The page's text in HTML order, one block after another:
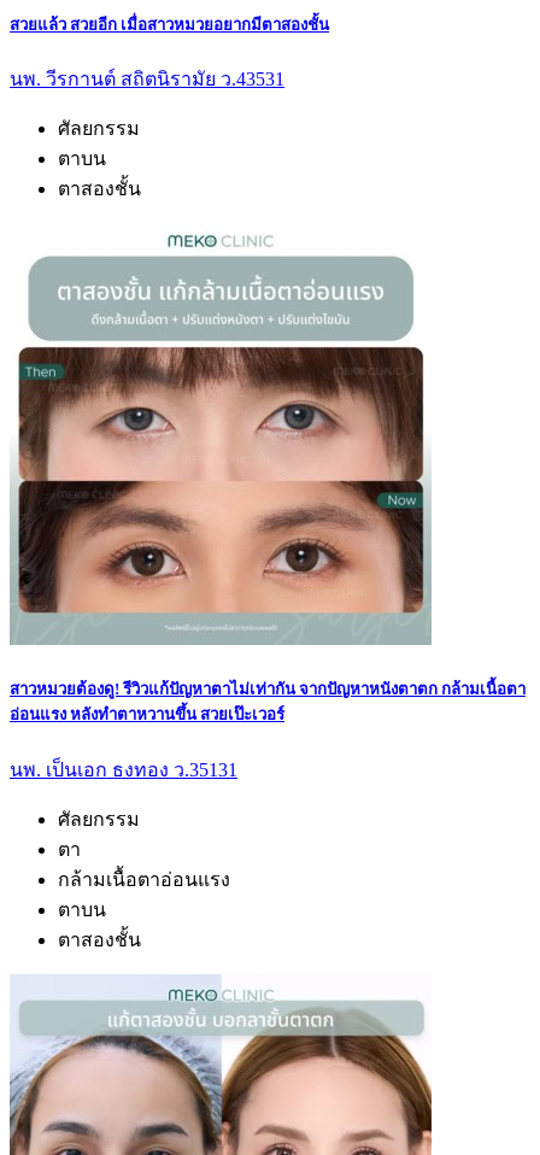
สวยแล้ว สวยอีก เมื่อสาวหมวยอยากมีตาสองชั้น
นพ. วีรกานต์ สถิตนิรามัย ว.43531
ศัลยกรรม
ตาบน
ตาสองชั้น
สาวหมวยต้องดู! รีวิวแก้ปัญหาตาไม่เท่ากัน จากปัญหาหนังตาตก กล้ามเนื้อตา
อ่อนแรง หลังทำตาหวานขึ้น สวยเป๊ะเวอร์
นพ. เป็นเอก ธงทอง ว.35131
ศัลยกรรม
ตา
กล้ามเนื้อตาอ่อนแรง
ตาบน
ตาสองชั้น